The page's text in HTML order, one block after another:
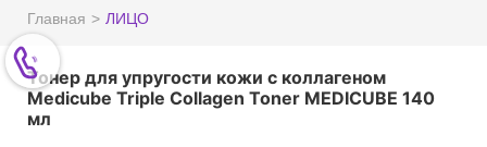
Главная ЛИЦО
Тонер для упругости кожи с коллагеном
Medicube Triple Collagen Toner MEDICUBE 140
мл